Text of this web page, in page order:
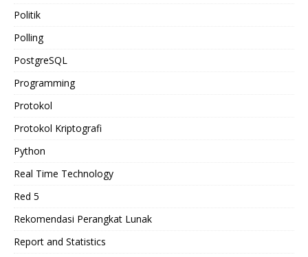
Politik
Polling
PostgreSQL
Programming
Protokol
Protokol Kriptografi
Python
Real Time Technology
Red 5
Rekomendasi Perangkat Lunak
Report and Statistics